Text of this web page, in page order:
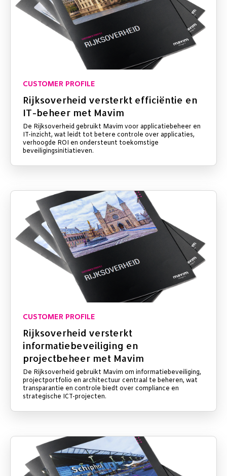
CUSTOMER PROFILE
Rijksoverheid versterkt efficiëntie en
IT-beheer met Mavim
De Rijksoverheid gebruikt Mavim voor applicatiebeheer en
IT-inzicht, wat leidt tot betere controle over applicaties,
verhoogde ROI en ondersteunt toekomstige
beveiligingsinitiatieven.
CUSTOMER PROFILE
Rijksoverheid versterkt
informatiebeveiliging en
projectbeheer met Mavim
De Rijksoverheid gebruikt Mavim om informatiebeveiliging,
projectportfolio en architectuur centraal te beheren, wat
transparantie en controle biedt over compliance en
strategische ICT-projecten.